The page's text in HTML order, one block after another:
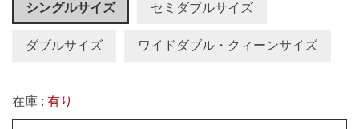
シングルサイズ セミダブルサイズ
ダブルサイズ ワイドダブル・クィーンサイズ
在庫 : 有り